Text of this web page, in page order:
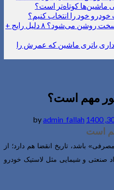
ماشین‌ها کوتاه‌تر است؟
خود را انتخاب کنیم؟
چرا ماشین صبح‌ها سخت روشن می‌شود؟ ۸ دلیل رایج +
باتری ماشین که عمرش را
مهم است؟
admin_fallah
است
باشد، تاریخ انقضا هم دارد؛ از
صنعتی و شیمایی مثل لاستیک خودرو